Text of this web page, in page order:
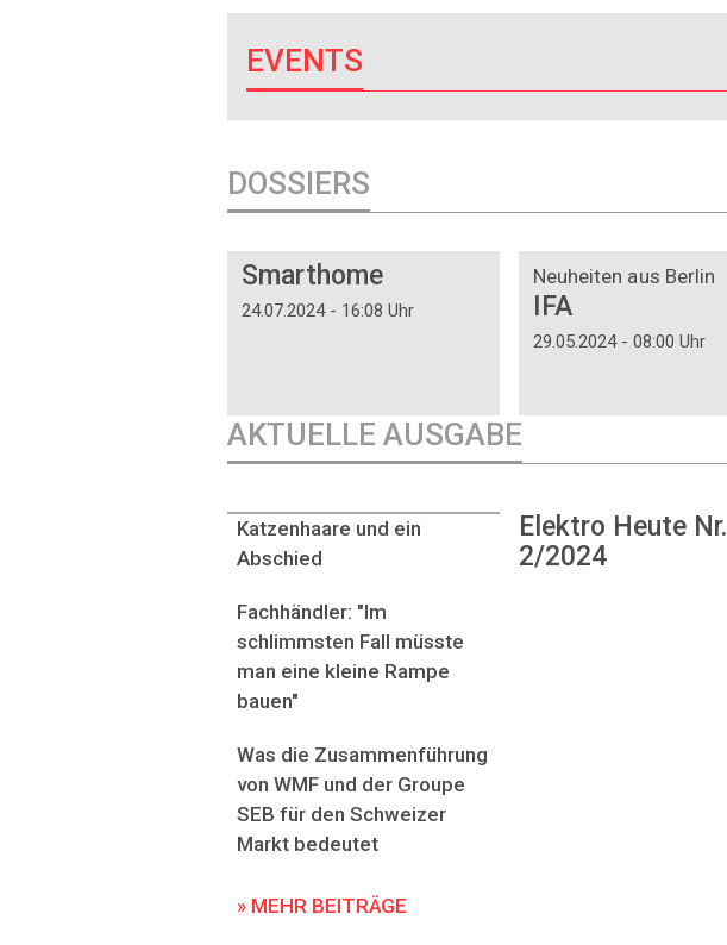
EVENTS
DOSSIERS
Smarthome
24.07.2024 - 16:08 Uhr
Neuheiten aus Berlin
IFA
29.05.2024 - 08:00 Uhr
AKTUELLE AUSGABE
Elektro Heute Nr.
2/2024
Katzenhaare und ein
Abschied
Fachhändler: "Im
schlimmsten Fall müsste
man eine kleine Rampe
bauen"
Was die Zusammenführung
von WMF und der Groupe
SEB für den Schweizer
Markt bedeutet
» MEHR BEITRÄGE